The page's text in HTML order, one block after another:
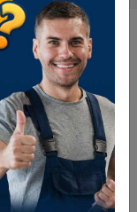
7" Y 9"